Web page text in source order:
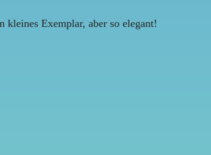
kleines Exemplar, aber so elegant!